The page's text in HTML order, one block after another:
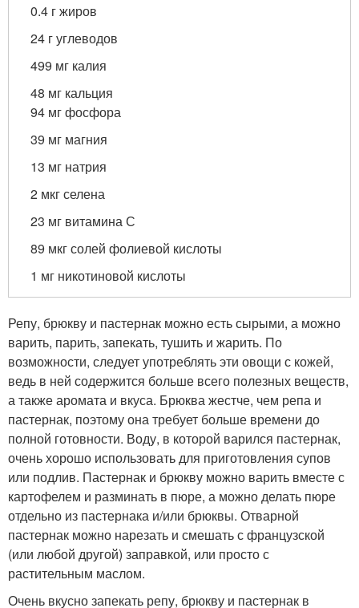
0.4 г жиров
24 г углеводов
499 мг калия
48 мг кальция
94 мг фосфора
39 мг магния
13 мг натрия
2 мкг селена
23 мг витамина С
89 мкг солей фолиевой кислоты
1 мг никотиновой кислоты
Репу, брюкву и пастернак можно есть сырыми, а можно
варить, парить, запекать, тушить и жарить. По
возможности, следует употреблять эти овощи с кожей,
ведь в ней содержится больше всего полезных веществ,
а также аромата и вкуса. Брюква жестче, чем репа и
пастернак, поэтому она требует больше времени до
полной готовности. Воду, в которой варился пастернак,
очень хорошо использовать для приготовления супов
или подлив. Пастернак и брюкву можно варить вместе с
картофелем и разминать в пюре, а можно делать пюре
отдельно из пастернака и/или брюквы. Отварной
пастернак можно нарезать и смешать с французской
(или любой другой) заправкой, или просто с
растительным маслом.
Очень вкусно запекать репу, брюкву и пастернак в